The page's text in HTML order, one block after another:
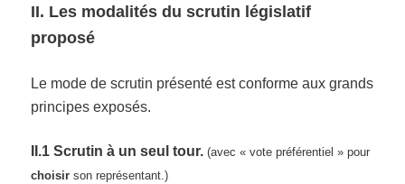
II. Les modalités du scrutin législatif
proposé
Le mode de scrutin présenté est conforme aux grands
principes exposés.
II.1 Scrutin à un seul tour.(avec « vote préférentiel » pour
choisir son représentant.)